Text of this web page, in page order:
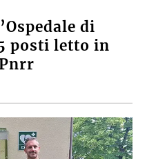
di
posti letto in